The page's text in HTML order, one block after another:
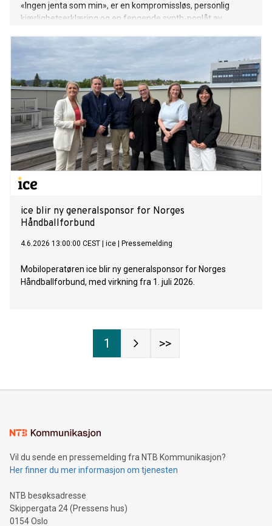
«Ingen jenta som min», er en kompromissløs, personlig
kjærlighetserklæring og en fengende synth-poplåt av
ice blir ny generalsponsor for Norges
Håndballforbund
4.6.2026 13:00:00 CEST ice Pressemelding
Mobiloperatøren ice blir ny generalsponsor for Norges
Håndballforbund, med virkning fra 1. juli 2026.
1 >>
Vil du sende en pressemelding fra NTB Kommunikasjon?
Her finner du mer informasjon om tjenesten
NTB besøksadresse
Skippergata 24 (Pressens hus)
0154 Oslo